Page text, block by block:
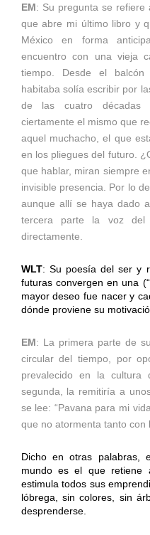
EM: Su pregunta se refiere
que abre mi último libro y
México en forma
encuentro con una vieja
tiempo. Desde el
habitaba solía escribir por
de las cuatro décadas
ciertamente el mismo que
aquel muchacho, el que
en los pliegues del futuro.
que hablar, miran siempre
invisible presencia. Por lo
aunque allí se haya dado
tercera parte la voz del
directamente.
WLT: Su poesía del ser y
futuras convergen en una
mayor deseo fue nacer y
dónde proviene su
EM: La primera parte de
circular del tiempo, por
prevalecido en la
segunda, la remitiría a
se lee: “Pavana para mi
que no atormenta tanto con
Dicho en otras palabras,
mundo es el que
estimula todos sus
lóbrega, sin colores, sin
desprenderse.